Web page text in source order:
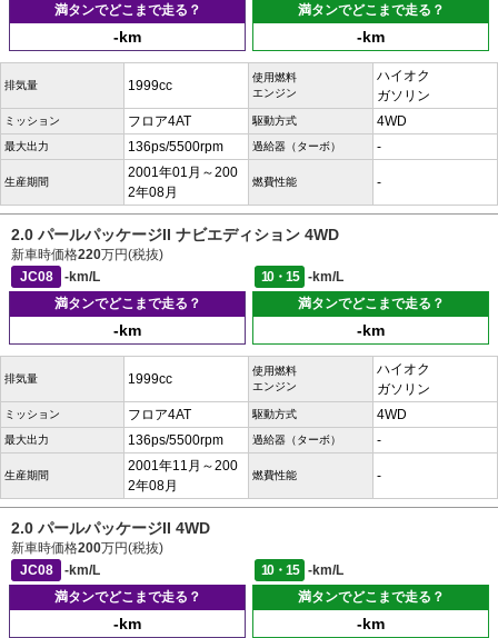
満タンでどこまで走る？
-km
満タンでどこまで走る？
-km
排気量 1999cc
使用燃料
エンジン
ハイオク
ガソリン
ミッション フロア4AT 駆動方式 4WD
最大出力 136ps/5500rpm 過給器（ターボ） -
生産期間
2001年01月～200
2年08月
燃費性能 -
2.0 パールパッケージII ナビエディション 4WD
新車時価格220万円(税抜)
JC08
-km/L 10・15
-km/L
満タンでどこまで走る？
-km
満タンでどこまで走る？
-km
排気量 1999cc
使用燃料
エンジン
ハイオク
ガソリン
ミッション フロア4AT 駆動方式 4WD
最大出力 136ps/5500rpm 過給器（ターボ） -
生産期間
2001年11月～200
2年08月
燃費性能 -
2.0 パールパッケージII 4WD
新車時価格200万円(税抜)
JC08
-km/L 10・15
-km/L
満タンでどこまで走る？
-km
満タンでどこまで走る？
-km